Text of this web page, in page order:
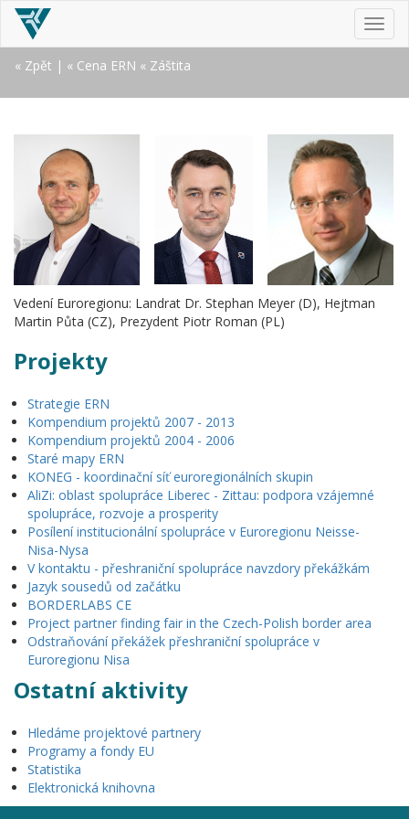
« Zpět | « Cena ERN « Záštita
Vedení Euroregionu: Landrat Dr. Stephan Meyer (D), Hejtman
Martin Půta (CZ), Prezydent Piotr Roman (PL)
Projekty
Strategie ERN
Kompendium projektů 2007 - 2013
Kompendium projektů 2004 - 2006
Staré mapy ERN
KONEG - koordinační síť euroregionálních skupin
AliZi: oblast spolupráce Liberec - Zittau: podpora vzájemné
spolupráce, rozvoje a prosperity
Posílení institucionální spolupráce v Euroregionu Neisse-
Nisa-Nysa
V kontaktu - přeshraniční spolupráce navzdory překážkám
Jazyk sousedů od začátku
BORDERLABS CE
Project partner finding fair in the Czech-Polish border area
Odstraňování překážek přeshraniční spolupráce v
Euroregionu Nisa
Ostatní aktivity
Hledáme projektové partnery
Programy a fondy EU
Statistika
Elektronická knihovna